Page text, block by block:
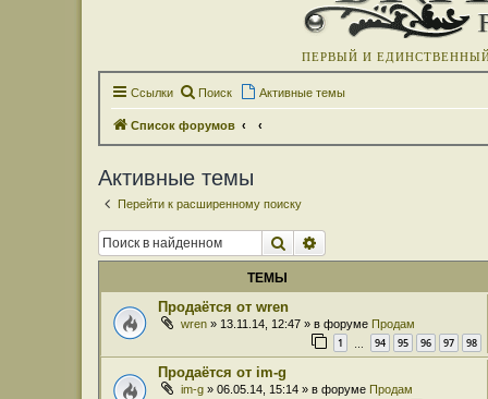
ПЕРВЫЙ И
Ссылки Поиск Активные темы
Список форумов
Активные темы
Перейти к расширенному поиску
Поиск
ТЕМЫ
Продаётся от wren
wren » 13.11.14, 12:47 » в форуме Продам
1 94 95 96 97 98
Продаётся от im-g
im-g » 06.05.14, 15:14 » в форуме Продам